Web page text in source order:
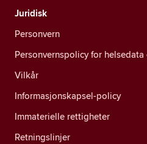
Juridisk
Personvern
Personvernspolicy for
Vilkår
Informasjonskapsel-policy
Immaterielle rettigheter
Retningslinjer